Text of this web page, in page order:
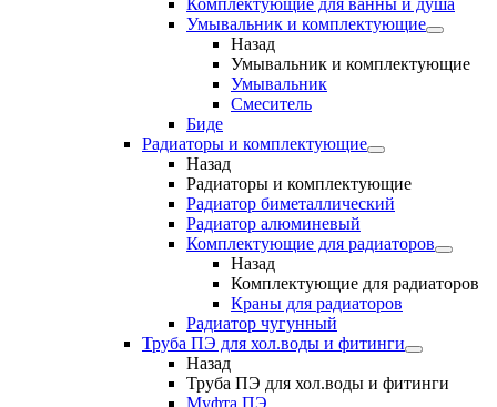
Комплектующие для ванны и душа
Умывальник и комплектующие
Назад
Умывальник и комплектующие
Умывальник
Смеситель
Биде
Радиаторы и комплектующие
Назад
Радиаторы и комплектующие
Радиатор биметаллический
Радиатор алюминевый
Комплектующие для радиаторов
Назад
Комплектующие для радиаторов
Краны для радиаторов
Радиатор чугунный
Труба ПЭ для хол.воды и фитинги
Назад
Труба ПЭ для хол.воды и фитинги
Муфта ПЭ